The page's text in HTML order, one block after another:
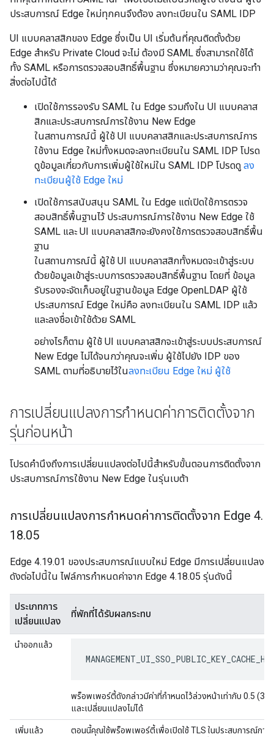
ประสบการณ์ Edge ใหม่ทุกคนจึงต้อง ลงทะเบียนใน SAML IDP
UI แบบคลาสสิกของ Edge ซึ่งเป็น UI เริ่มต้นที่คุณติดตั้งด้วย
Edge สำหรับ Private Cloud จะไม่ ต้องมี SAML ซึ่งสามารถใช้ได้
ทั้ง SAML หรือการตรวจสอบสิทธิ์พื้นฐาน ซึ่งหมายความว่าคุณจะทำ
สิ่งต่อไปนี้ได้
เปิดใช้การรองรับ SAML ใน Edge รวมถึงใน UI แบบคลาส
สิกและประสบการณ์การใช้งาน New Edge
ในสถานการณ์นี้ ผู้ใช้ UI แบบคลาสสิกและประสบการณ์การ
ใช้งาน Edge ใหม่ทั้งหมดจะลงทะเบียนใน SAML IDP โปรด
ดูข้อมูลเกี่ยวกับการเพิ่มผู้ใช้ใหม่ใน SAML IDP โปรดดู ลง
ทะเบียนผู้ใช้ Edge ใหม่
เปิดใช้การสนับสนุน SAML ใน Edge แต่เปิดใช้การตรวจ
สอบสิทธิ์พื้นฐานไว้ ประสบการณ์การใช้งาน New Edge ใช้
SAML และ UI แบบคลาสสิกจะยังคงใช้การตรวจสอบสิทธิ์พื้น
ฐาน
ในสถานการณ์นี้ ผู้ใช้ UI แบบคลาสสิกทั้งหมดจะเข้าสู่ระบบ
ด้วยข้อมูลเข้าสู่ระบบการตรวจสอบสิทธิ์พื้นฐาน โดยที่ ข้อมูล
รับรองจะจัดเก็บอยู่ในฐานข้อมูล Edge OpenLDAP ผู้ใช้
ประสบการณ์ Edge ใหม่คือ ลงทะเบียนใน SAML IDP แล้ว
และลงชื่อเข้าใช้ด้วย SAML
อย่างไรก็ตาม ผู้ใช้ UI แบบคลาสสิกจะเข้าสู่ระบบประสบการณ์
New Edge ไม่ได้จนกว่าคุณจะเพิ่ม ผู้ใช้ไปยัง IDP ของ
SAML ตามที่อธิบายไว้ในลงทะเบียน Edge ใหม่ ผู้ใช้
การเปลี่ยนแปลงการกำหนดค่าการติดตั้งจาก
รุ่นก่อนหน้า
โปรดคำนึงถึงการเปลี่ยนแปลงต่อไปนี้สำหรับขั้นตอนการติดตั้งจาก
ประสบการณ์การใช้งาน New Edge ในรุ่นเบต้า
การเปลี่ยนแปลงการกำหนดค่าการติดตั้งจาก Edge 4.
18.05
Edge 4.19.01 ของประสบการณ์แบบใหม่ Edge มีการเปลี่ยนแปลง
ดังต่อไปนี้ใน ไฟล์การกำหนดค่าจาก Edge 4.18.05 รุ่นดังนี้
ประเภทการ
เปลี่ยนแปลง
ที่พักที่ได้รับผลกระทบ
นำออกแล้ว
พร็อพเพอร์ตี้ดังกล่าวมีค่าที่กำหนดไว้ล่วงหน้าเท่ากับ 0.5 (30
และเปลี่ยนแปลงไม่ได้
เพิ่มแล้ว
ตอนนี้คุณใช้พร็อพเพอร์ตี้เพื่อเปิดใช้ TLS ในประสบการณ์การ